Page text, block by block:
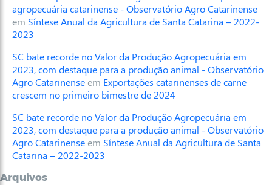
agropecuária catarinense - Observatório Agro Catarinense
em Síntese Anual da Agricultura de Santa Catarina – 2022-
2023
SC bate recorde no Valor da Produção Agropecuária em
2023, com destaque para a produção animal - Observatório
Agro Catarinenseem Exportações catarinenses de carne
crescem no primeiro bimestre de 2024
SC bate recorde no Valor da Produção Agropecuária em
2023, com destaque para a produção animal - Observatório
Agro Catarinenseem Síntese Anual da Agricultura de Santa
Catarina – 2022-2023
Arquivos